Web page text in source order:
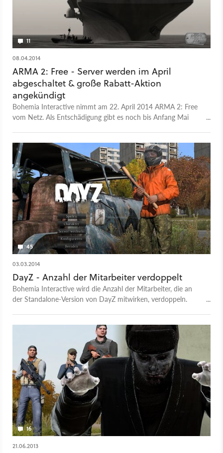
11
08.04.2014
ARMA 2: Free - Server werden im April
abgeschaltet & große Rabatt-Aktion
angekündigt
Bohemia Interactive nimmt am 22. April 2014 ARMA 2: Free
vom Netz. Als Entschädigung gibt es noch bis Anfang Mai
45
03.03.2014
DayZ - Anzahl der Mitarbeiter verdoppelt
Bohemia Interactive wird die Anzahl der Mitarbeiter, die an
der Standalone-Version von DayZ mitwirken, verdoppeln.
16
21.06.2013